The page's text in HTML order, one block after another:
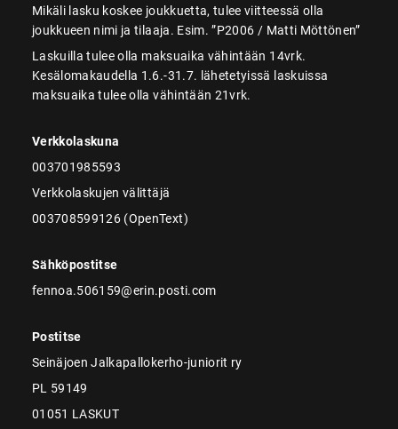
Mikäli lasku koskee joukkuetta, tulee viitteessä olla
joukkueen nimi ja tilaaja. Esim. ”P2006 / Matti Möttönen”
Laskuilla tulee olla maksuaika vähintään 14vrk.
Kesälomakaudella 1.6.-31.7. lähetetyissä laskuissa
maksuaika tulee olla vähintään 21vrk.
Verkkolaskuna
003701985593
Verkkolaskujen välittäjä
003708599126 (OpenText)
Sähköpostitse
fennoa.506159@erin.posti.com
Postitse
Seinäjoen Jalkapallokerho-juniorit ry
PL 59149
01051 LASKUT